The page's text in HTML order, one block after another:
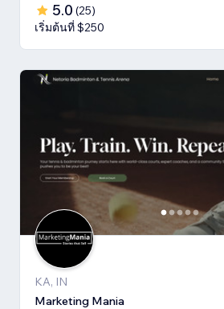
5.0 (25)
เริ่มต้นที่ $250
KA, IN
Marketing Mania